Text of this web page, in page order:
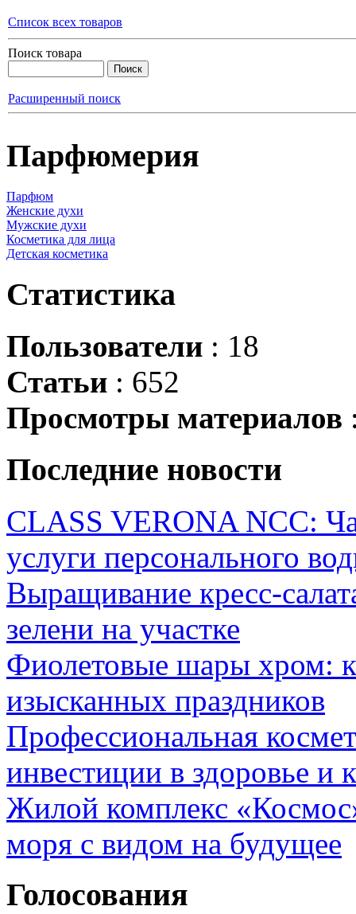
Список всех товаров
Поиск товара
Расширенный поиск
Парфюмерия
Парфюм
Женские духи
Мужские духи
Косметика для лица
Детская косметика
Статистика
Пользователи : 18
Статьи : 652
Просмотры материалов
Последние новости
CLASS VERONA NCC:
услуги персонального
Выращивание кресс-
зелени на участке
Фиолетовые шары хром:
изысканных праздников
Профессиональная
инвестиции в здоровье и
Жилой комплекс
моря с видом на будущее
Голосования